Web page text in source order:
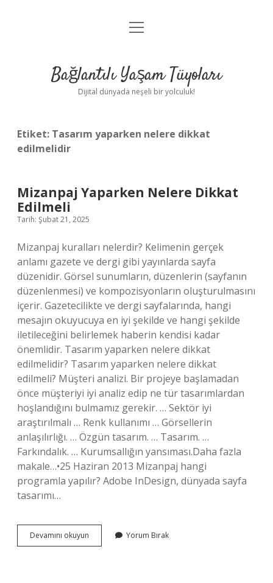
Anasayfa
Yasal Uyarı
menüyü
Bağlantılı Yaşam Tüyoları
Dijital dünyada neşeli bir yolculuk!
Etiket: Tasarım yaparken nelere dikkat
edilmelidir
Mizanpaj Yaparken Nelere Dikkat
Edilmeli
Tarih: Şubat 21, 2025
Mizanpaj kuralları nelerdir? Kelimenin gerçek
anlamı gazete ve dergi gibi yayınlarda sayfa
düzenidir. Görsel sunumların, düzenlerin (sayfanın
düzenlenmesi) ve kompozisyonların oluşturulmasını
içerir. Gazetecilikte ve dergi sayfalarında, hangi
mesajın okuyucuya en iyi şekilde ve hangi şekilde
iletileceğini belirlemek haberin kendisi kadar
önemlidir. Tasarım yaparken nelere dikkat
edilmelidir? Tasarım yaparken nelere dikkat
edilmeli? Müşteri analizi. Bir projeye başlamadan
önce müşteriyi iyi analiz edip ne tür tasarımlardan
hoşlandığını bulmamız gerekir. … Sektör iyi
araştırılmalı … Renk kullanımı … Görsellerin
anlaşılırlığı. … Özgün tasarım. … Tasarım. …
Farkındalık. … Kurumsallığın yansıması.Daha fazla
makale…•25 Haziran 2013 Mizanpaj hangi
programla yapılır? Adobe InDesign, dünyada sayfa
tasarımı…
Devamını okuyun Mizanpaj
Yaparken
Yorum Bırak